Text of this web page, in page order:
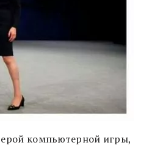
компьютерной игры,